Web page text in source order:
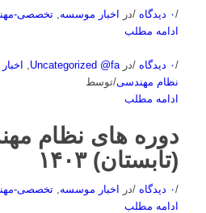
/۰ دیدگاه /در اخبار موسسه, تخصصی-
ادامه مطلب
/۰ دیدگاه /درUncategorized @fa
,
نظام مهندسی/توسط
ادامه مطلب
دوره های نظام
(تابستان) ۱۴۰۳
/۰ دیدگاه /در اخبار موسسه, تخصصی-
ادامه مطلب